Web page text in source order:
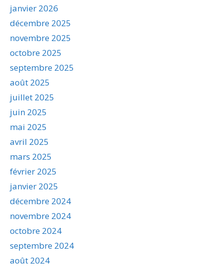
janvier 2026
décembre 2025
novembre 2025
octobre 2025
septembre 2025
août 2025
juillet 2025
juin 2025
mai 2025
avril 2025
mars 2025
février 2025
janvier 2025
décembre 2024
novembre 2024
octobre 2024
septembre 2024
août 2024